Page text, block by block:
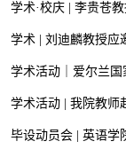
学术·校庆 | 李贵苍
学术 | 刘迪麟教授应
学术活动｜爱尔兰
学术活动 | 我院教师
毕设动员会 | 英语学